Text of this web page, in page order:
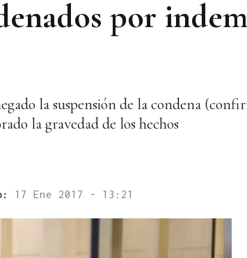
por
la suspensión de la condena
la gravedad de los hechos
17 Ene 2017 - 13:21